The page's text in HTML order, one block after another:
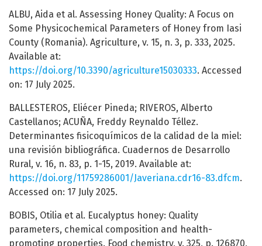
ALBU, Aida et al. Assessing Honey Quality: A Focus on
Some Physicochemical Parameters of Honey from Iasi
County (Romania). Agriculture, v. 15, n. 3, p. 333, 2025.
Available at:
https://doi.org/10.3390/agriculture15030333. Accessed
on: 17 July 2025.
BALLESTEROS, Eliécer Pineda; RIVEROS, Alberto
Castellanos; ACUÑA, Freddy Reynaldo Téllez.
Determinantes fisicoquímicos de la calidad de la miel:
una revisión bibliográfica. Cuadernos de Desarrollo
Rural, v. 16, n. 83, p. 1-15, 2019. Available at:
https://doi.org/11759286001/Javeriana.cdr16-83.dfcm.
Accessed on: 17 July 2025.
BOBIS, Otilia et al. Eucalyptus honey: Quality
parameters, chemical composition and health-
promoting properties. Food chemistry, v. 325, p. 126870,